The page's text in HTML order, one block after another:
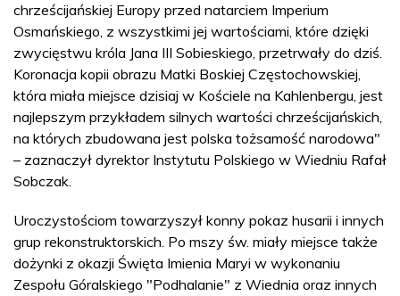
chrześcijańskiej Europy przed natarciem Imperium
Osmańskiego, z wszystkimi jej wartościami, które dzięki
zwycięstwu króla Jana III Sobieskiego, przetrwały do dziś.
Koronacja kopii obrazu Matki Boskiej Częstochowskiej,
która miała miejsce dzisiaj w Kościele na Kahlenbergu, jest
najlepszym przykładem silnych wartości chrześcijańskich,
na których zbudowana jest polska tożsamość narodowa"
– zaznaczył dyrektor Instytutu Polskiego w Wiedniu Rafał
Sobczak.
Uroczystościom towarzyszył konny pokaz husarii i innych
grup rekonstruktorskich. Po mszy św. miały miejsce także
dożynki z okazji Święta Imienia Maryi w wykonaniu
Zespołu Góralskiego "Podhalanie" z Wiednia oraz innych